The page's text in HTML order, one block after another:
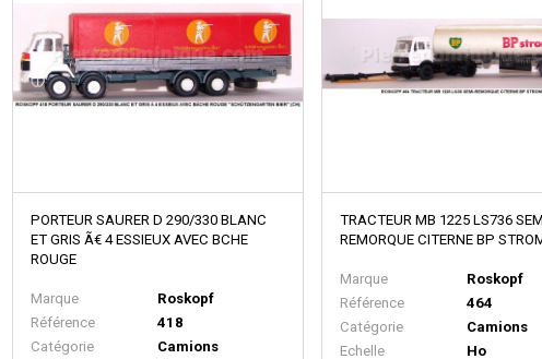
PORTEUR SAURER D 290/330 BLANC
ET GRIS Ã€ 4 ESSIEUX AVEC BCHE
ROUGE
Marque
Roskopf
Référence
418
Catégorie
Camions
TRACTEUR MB 1225 LS736
REMORQUE CITERNE BP
Marque
Roskopf
Référence
464
Catégorie
Camions
Echelle
Ho